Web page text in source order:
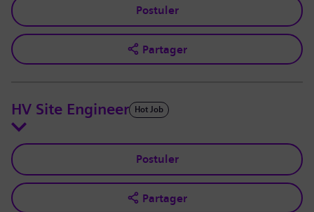
Postuler
Partager
HV Site Engineer Hot Job
Postuler
Partager